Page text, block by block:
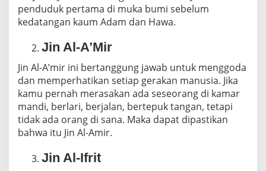
penduduk pertama di muka bumi sebelum
kedatangan kaum Adam dan Hawa.
Jin Al-A’Mir
Jin Al-A’mir ini bertanggung jawab untuk menggoda
dan memperhatikan setiap gerakan manusia. Jika
kamu pernah merasakan ada seseorang di kamar
mandi, berlari, berjalan, bertepuk tangan, tetapi
tidak ada orang di sana. Maka dapat dipastikan
bahwa itu Jin Al-Amir.
Jin Al-Ifrit